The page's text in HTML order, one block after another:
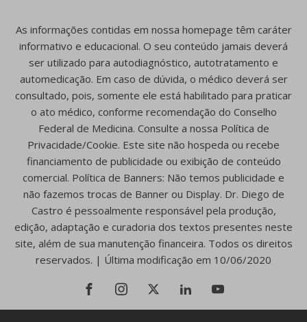
As informações contidas em nossa homepage têm caráter
informativo e educacional. O seu conteúdo jamais deverá
ser utilizado para autodiagnóstico, autotratamento e
automedicação. Em caso de dúvida, o médico deverá ser
consultado, pois, somente ele está habilitado para praticar
o ato médico, conforme recomendação do Conselho
Federal de Medicina. Consulte a nossa Política de
Privacidade/Cookie. Este site não hospeda ou recebe
financiamento de publicidade ou exibição de conteúdo
comercial. Política de Banners: Não temos publicidade e
não fazemos trocas de Banner ou Display. Dr. Diego de
Castro é pessoalmente responsável pela produção,
edição, adaptação e curadoria dos textos presentes neste
site, além de sua manutenção financeira. Todos os direitos
reservados. | Última modificação em 10/06/2020